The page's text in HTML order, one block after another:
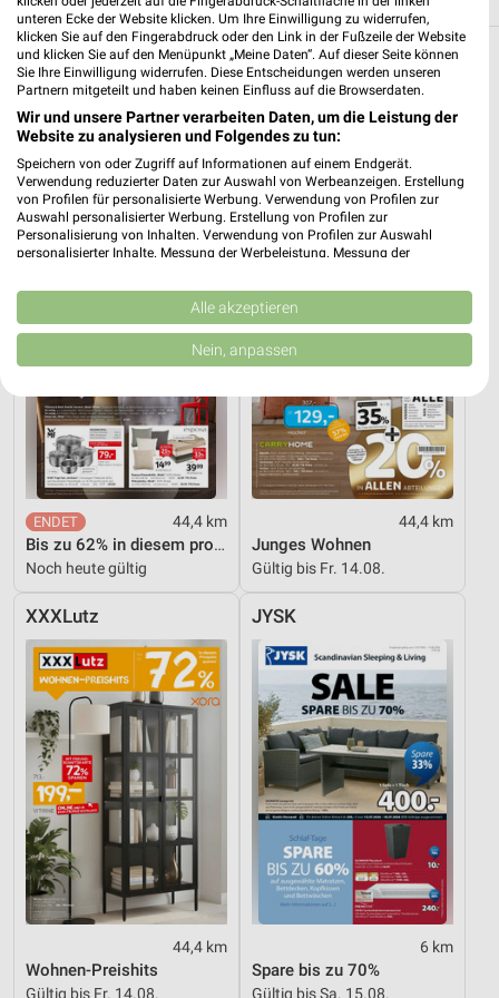
Möbel & Wohnen Angebote und Prospekte für
Ottersweier
17 Prospekte
XXXLutz
44,4 km
Bis zu 62% in diesem prospekt
Noch heute gültig
XXXLutz
44,4 km
Junges Wohnen
Gültig bis Fr. 14.08.
XXXLutz
44,4 km
Wohnen-Preishits
Gültig bis Fr. 14.08.
JYSK
6 km
Spare bis zu 70%
Gültig bis Sa. 15.08.
unteren Ecke der Website klicken. Um Ihre Einwilligung zu widerrufen,
klicken Sie auf den Fingerabdruck oder den Link in der Fußzeile der Website
und klicken Sie auf den Menüpunkt „Meine Daten“. Auf dieser Seite können
Sie Ihre Einwilligung widerrufen. Diese Entscheidungen werden unseren
Partnern mitgeteilt und haben keinen Einfluss auf die Browserdaten.
Wir und unsere Partner verarbeiten Daten, um die Leistung der
Website zu analysieren und Folgendes zu tun:
Speichern von oder Zugriff auf Informationen auf einem Endgerät.
Verwendung reduzierter Daten zur Auswahl von Werbeanzeigen. Erstellung
von Profilen für personalisierte Werbung. Verwendung von Profilen zur
Auswahl personalisierter Werbung. Erstellung von Profilen zur
Personalisierung von Inhalten. Verwendung von Profilen zur Auswahl
personalisierter Inhalte. Messung der Werbeleistung. Messung der
Kombinationen von Daten aus verschiedenen Quellen. Entwicklung und
Verbesserung der Angebote. Verwendung reduzierter Daten zur Auswahl
von Inhalten.
Daten können außerhalb der Europäischen Union weitergegeben und in die
Website/App.
Partnerliste anzeigen (1 IAB-Anbieter)
Wir nutzen Ihre Daten für folgende Zwecke:
IAB-Verarbeitungszwecke:
Speichern von oder Zugriff auf Informationen
auf einem Endgerät
Erstellung von Profilen für personalisierte
Werbung
Verwendung von Profilen zur Auswahl
personalisierter Werbung
Erstellung von Profilen zur Personalisierung
von Inhalten
Verwendung von Profilen zur Auswahl
personalisierter Inhalte
Messung der Werbeleistung
Messung der Performance von Inhalten
Alle akzeptieren
Nein, anpassen